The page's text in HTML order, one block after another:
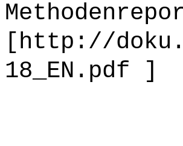
[http://
18_EN.pdf ]